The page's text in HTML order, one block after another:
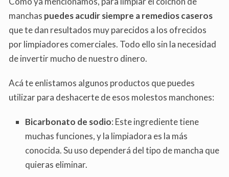
manchas puedes acudir siempre a remedios caseros
que te dan resultados muy parecidos a los ofrecidos
por limpiadores comerciales. Todo ello sin la necesidad
de invertir mucho de nuestro dinero.
Acá te enlistamos algunos productos que puedes
utilizar para deshacerte de esos molestos manchones:
Bicarbonato de sodio: Este ingrediente tiene
muchas funciones, y la limpiadora es la más
conocida. Su uso dependerá del tipo de mancha que
quieras eliminar.